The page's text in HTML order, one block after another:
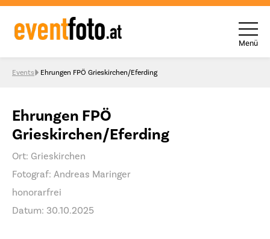
Skip to content
Menü
Events Ehrungen FPÖ Grieskirchen/Eferding
Ehrungen FPÖ
Grieskirchen/Eferding
Ort: Grieskirchen
Fotograf: Andreas Maringer
honorarfrei
Datum: 30.10.2025